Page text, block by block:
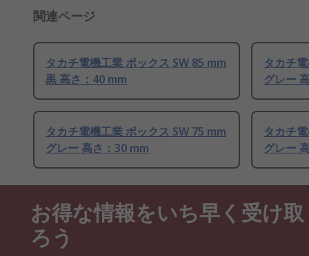
関連ページ
タカチ電機工業 ボックス SW 85 mm
黒 高さ：40 mm
タカチ
グレー
タカチ電機工業 ボックス SW 75 mm
グレー 高さ：30 mm
タカチ
グレー
お得な情報をいち早く受け取
ろう